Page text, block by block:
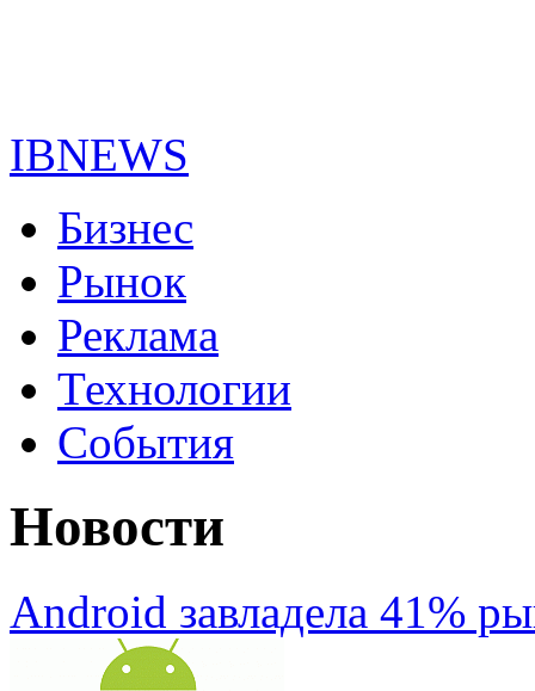
IBNEWS
Бизнес
Рынок
Реклама
Технологии
События
Новости
Android завладела 41%